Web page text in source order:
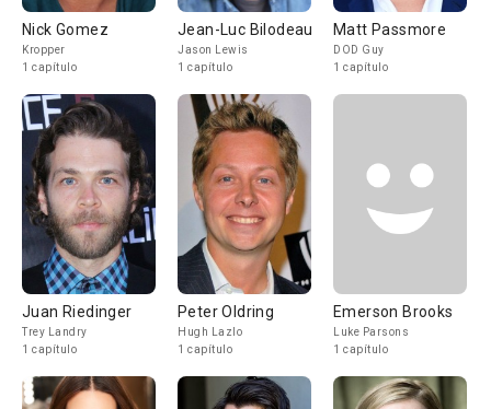
Nick Gomez
Kropper
1 capítulo
Jean-Luc Bilodeau
Jason Lewis
1 capítulo
Matt Passmore
DOD Guy
1 capítulo
Juan Riedinger
Trey Landry
1 capítulo
Peter Oldring
Hugh Lazlo
1 capítulo
Emerson Brooks
Luke Parsons
1 capítulo